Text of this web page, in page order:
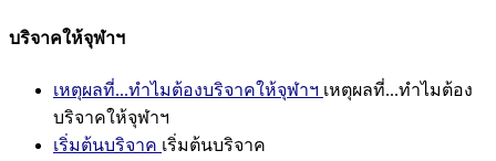
บริจาคให้จุฬาฯ
เหตุผลที่...ทำไมต้องบริจาคให้จุฬาฯ เหตุผลที่...ทำไมต้อง
บริจาคให้จุฬาฯ
เริ่มต้นบริจาค เริ่มต้นบริจาค